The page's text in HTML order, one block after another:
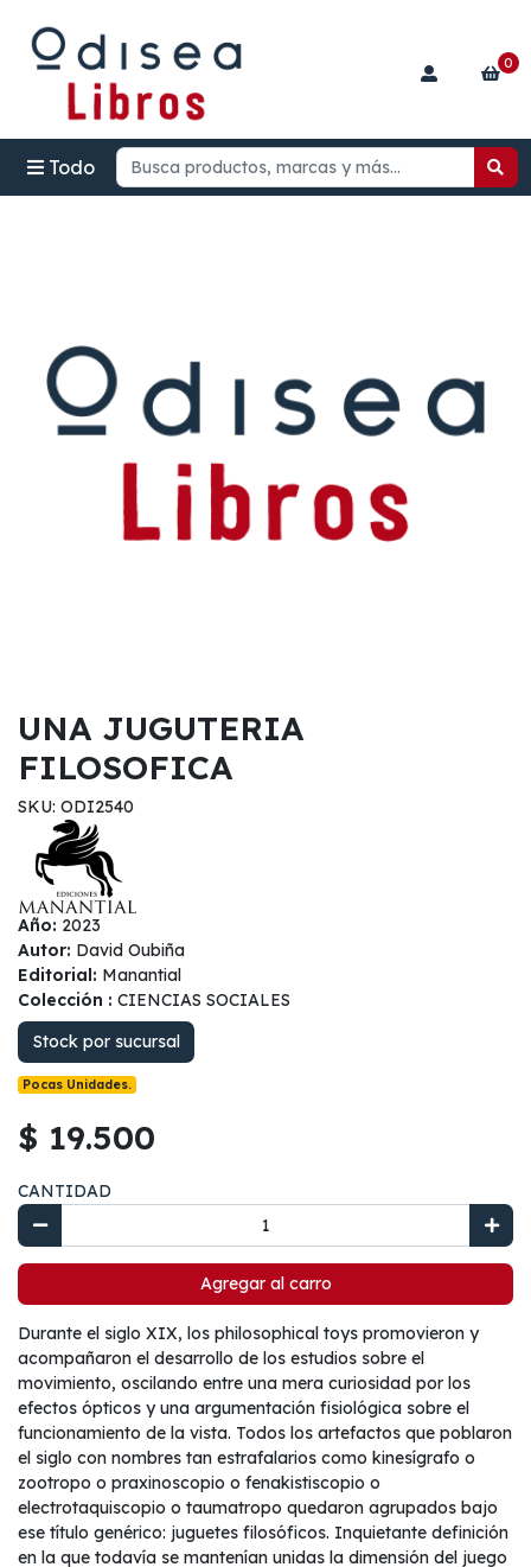
Todo
0
UNA JUGUTERIA
FILOSOFICA
SKU: ODI2540
Año: 2023
Autor: David Oubiña
Editorial: Manantial
Colección : CIENCIAS SOCIALES
Stock por sucursal
Pocas Unidades.
$ 19.500
CANTIDAD
Agregar al carro
Durante el siglo XIX, los philosophical toys promovieron y
acompañaron el desarrollo de los estudios sobre el
movimiento, oscilando entre una mera curiosidad por los
efectos ópticos y una argumentación fisiológica sobre el
funcionamiento de la vista. Todos los artefactos que poblaron
el siglo con nombres tan estrafalarios como kinesígrafo o
zootropo o praxinoscopio o fenakistiscopio o
electrotaquiscopio o taumatropo quedaron agrupados bajo
ese título genérico: juguetes filosóficos. Inquietante definición
en la que todavía se mantenían unidas la dimensión del juego